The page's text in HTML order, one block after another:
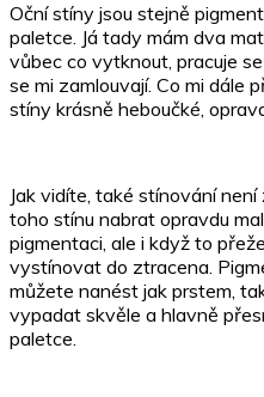
Oční stíny jsou stejně
paletce. Já tady mám dva
vůbec co vytknout, pracuje
se mi zamlouvají. Co mi dále
stíny krásně heboučké,
Jak vidíte, také stínování
toho stínu nabrat opravdu
pigmentaci, ale i když to
vystínovat do ztracena.
můžete nanést jak prstem,
vypadat skvěle a hlavně
paletce.